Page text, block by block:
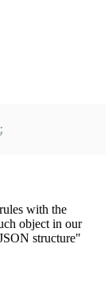
with the
object in our
structure"